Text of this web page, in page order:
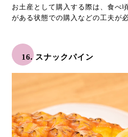
お土産として購入する際は、食べ
がある状態での購入などの工夫が
16. スナックパイン